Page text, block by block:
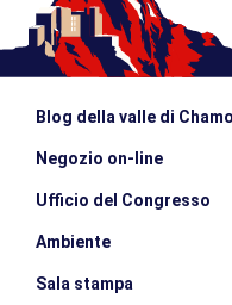
Blog della valle di
Negozio on-line
Ufficio del Congresso
Ambiente
Sala stampa